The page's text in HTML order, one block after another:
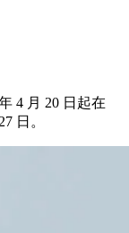
4 月 20 日起在
日。